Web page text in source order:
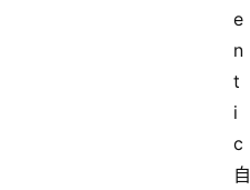
e
n
t
i
c
自